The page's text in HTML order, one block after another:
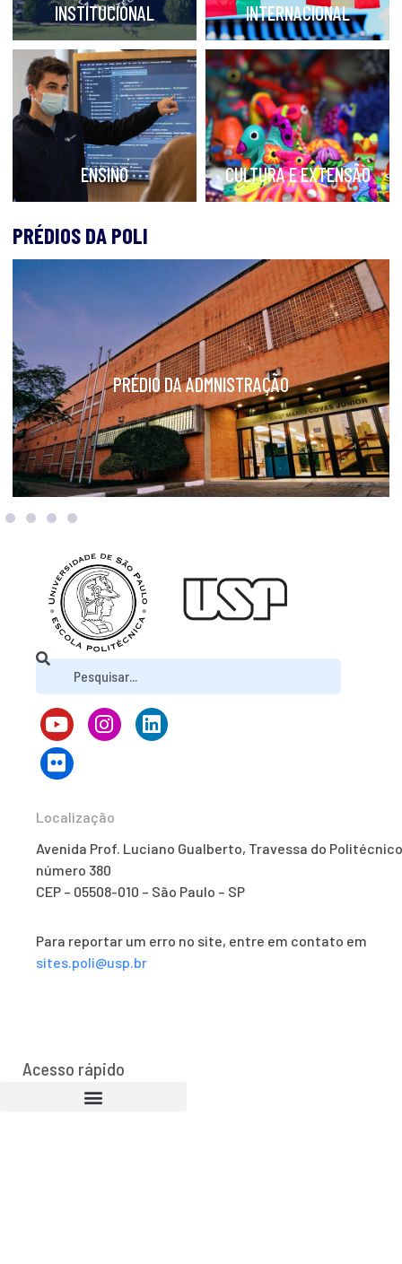
INSTITUCIONAL INTERNACIONAL
ENSINO CULTURA E EXTENSÃO
PRÉDIOS DA POLI
PRÉDIO DA ADMNISTRAÇÃO
Localização
Avenida Prof. Luciano Gualberto, Travessa do
número 380
CEP – 05508-010 – São Paulo – SP
Para reportar um erro no site, entre em contato em
sites.poli@usp.br
Acesso rápido